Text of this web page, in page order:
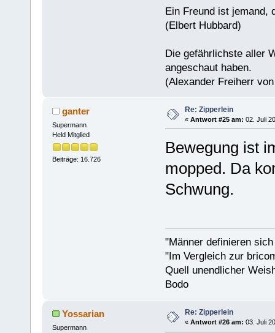
Ein Freund ist jemand,
(Elbert Hubbard)
Die gefährlichste aller
angeschaut haben.
(Alexander Freiherr
ganter
Supermann
Held Mitglied
Beiträge: 16.726
Re: Zipperlein
« Antwort #25 am: 02. Juli
Bewegung ist
mopped. Da
Schwung.
"Männer definieren
"Im Vergleich zur
Quell unendlicher
Bodo
Yossarian
Supermann
Re: Zipperlein
« Antwort #26 am: 03. Juli